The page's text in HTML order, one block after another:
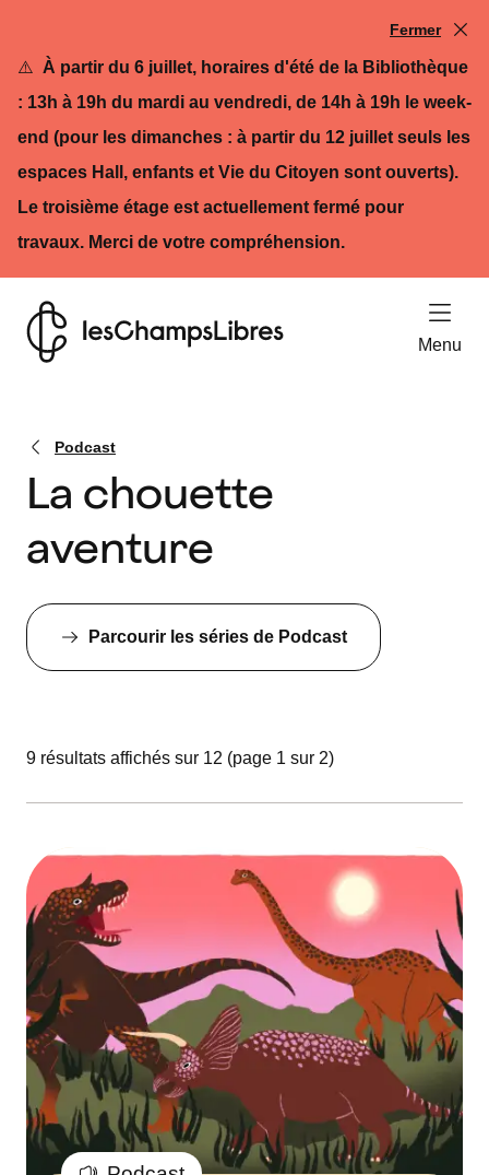
⚠️ À partir du 6 juillet, horaires d'été de la Bibliothèque
: 13h à 19h du mardi au vendredi, de 14h à 19h le week-
end (pour les dimanches : à partir du 12 juillet seuls les
espaces Hall, enfants et Vie du Citoyen sont ouverts).
Le troisième étage est actuellement fermé pour
travaux. Merci de votre compréhension.
Fermer
Ouvrir le
Menu
Podcast
La chouette
aventure
Parcourir les séries de Podcast
9 résultats affichés sur 12 (page 1 sur 2)